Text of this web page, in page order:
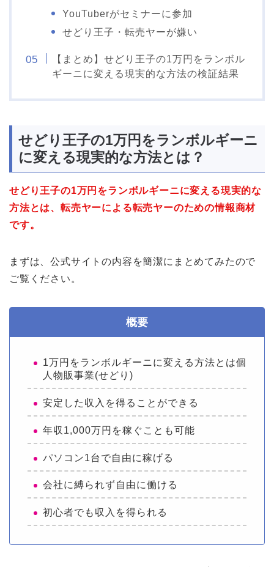
YouTuberがセミナーに参加
せどり王子・転売ヤーが嫌い
【まとめ】せどり王子の1万円をランボル
ギーニに変える現実的な方法の検証結果
せどり王子の1万円をランボルギーニ
に変える現実的な方法とは？
せどり王子の1万円をランボルギーニに変える現実的な
方法とは、転売ヤーによる転売ヤーのための情報商材
です。
まずは、公式サイトの内容を簡潔にまとめてみたので
ご覧ください。
概要
1万円をランボルギーニに変える方法とは個
人物販事業(せどり)
安定した収入を得ることができる
年収1,000万円を稼ぐことも可能
パソコン1台で自由に稼げる
会社に縛られず自由に働ける
初心者でも収入を得られる